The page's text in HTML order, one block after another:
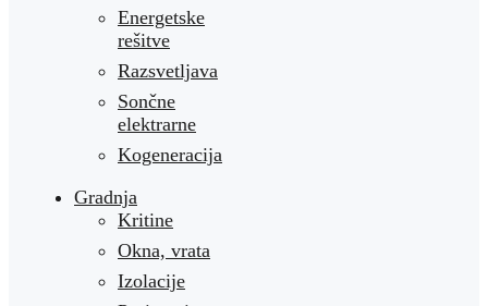
Energetske
rešitve
Razsvetljava
Sončne
elektrarne
Kogeneracija
Gradnja
Kritine
Okna, vrata
Izolacije